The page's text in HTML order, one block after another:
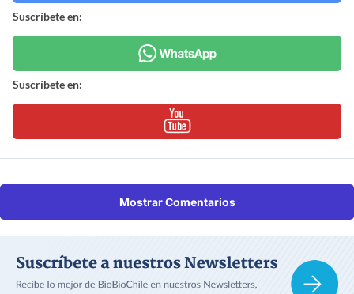
Suscríbete en:
Suscríbete en:
Mostrar Comentarios